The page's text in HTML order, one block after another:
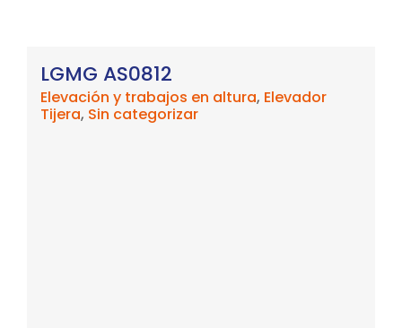
LGMG AS0812
Elevación y trabajos en altura, Elevador
Tijera, Sin categorizar